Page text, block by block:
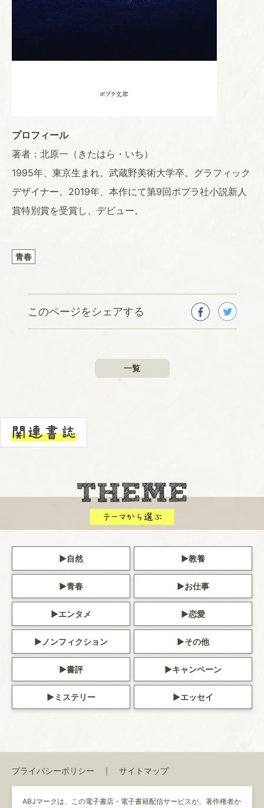
プロフィール
著者：北原一（きたはら・いち）
1995年、東京生まれ。武蔵野美術大学卒。グラフィック
デザイナー。2019年、本作にて第9回ポプラ社小説新人
賞特別賞を受賞し、デビュー。
青春
このページをシェアする
一覧
自然 教養
青春 お仕事
エンタメ 恋愛
ノンフィクション その他
書評 キャンペーン
ミステリー エッセイ
プライバシーポリシー サイトマップ
ABJマークは、この電子書店・電子書籍配信サービスが、著作権者か